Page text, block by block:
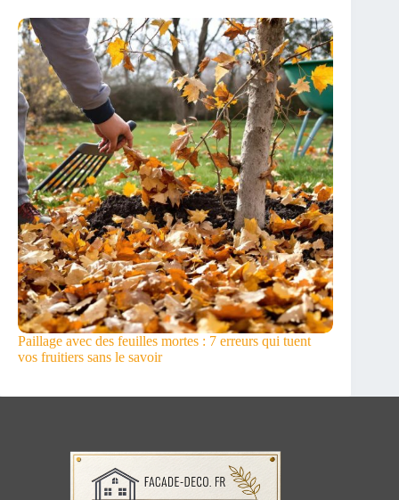
Paillage avec des feuilles mortes : 7 erreurs qui tuent
vos fruitiers sans le savoir